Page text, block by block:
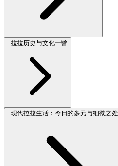
拉拉历史与文化一瞥
现代拉拉生活：今日的多元与细微之处